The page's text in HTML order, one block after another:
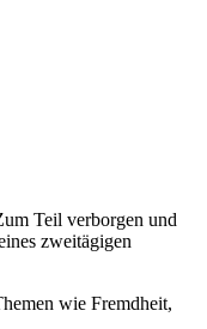
Teil verborgen und
zweitägigen
wie Fremdheit,